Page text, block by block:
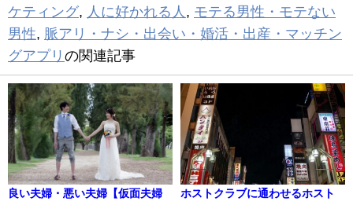
ケティング, 人に好かれる人 , モテる男性・モテない
男性, 脈アリ・ナシ・出会い・婚活・出産・マッチン
グアプリ の関連記事
良い夫婦・悪い夫婦【仮面夫婦
ホストクラブに通わせるホスト